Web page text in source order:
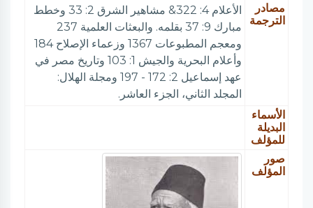
مصادر
الترجمة
الأعلام 4: 322& مشاهير الشرق 2: 33 وخطط
مبارك 9: 37 بقلمه. والبعثات العلمية 237
ومعجم المطبوعات 1367 وزعماء الإصلاح 184
وأعلام البحرية والجيش 1: 103 وتاريخ مصر في
عهد إسماعيل 2: 172 - 197 ومجلة الهلال:
المجلد الثاني، الجزء العاشر.
الأسماء
البديلة
للمؤلف
صور
المؤلف